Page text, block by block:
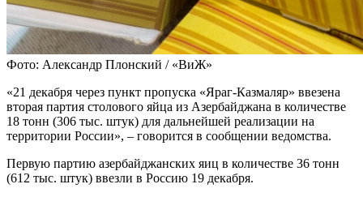
Фото: Александр Плонский / «ВиЖ»
«21 декабря через пункт пропуска «Яраг-Казмаляр» ввезена
вторая партия столового яйца из Азербайджана в количестве
18 тонн (306 тыс. штук) для дальнейшей реализации на
территории России», – говорится в сообщении ведомства.
Первую партию азербайджанских яиц в количестве 36 тонн
(612 тыс. штук) ввезли в Россию 19 декабря.